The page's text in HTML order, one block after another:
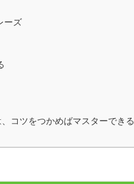
ーズ
コツをつかめばマスターできる